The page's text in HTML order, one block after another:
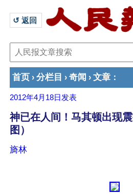
↺ 返回
首页 › 分栏目 › 奇闻 › 文章 ：
2012年4月18日 发表
神已在人间！马其顿出现
图）
旖林